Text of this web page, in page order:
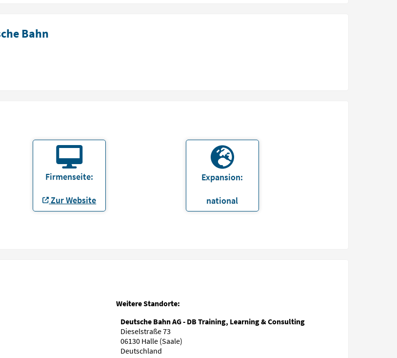
Bahn
Firmenseite:
Zur Website
Expansion:
national
Weitere Standorte:
Deutsche Bahn AG - DB Training, Learning & Consulting
Dieselstraße 73
06130 Halle (Saale)
Deutschland